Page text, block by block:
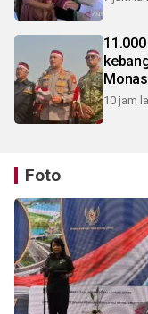
Monas
10 jam
Foto